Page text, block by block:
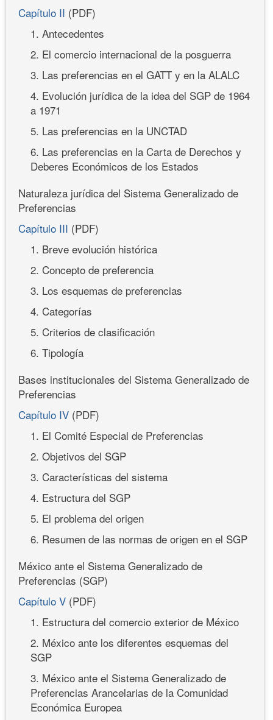
Capítulo II (PDF)
1. Antecedentes
2. El comercio internacional de la posguerra
3. Las preferencias en el GATT y en la ALALC
4. Evolución jurídica de la idea del SGP de 1964
a 1971
5. Las preferencias en la UNCTAD
6. Las preferencias en la Carta de Derechos y
Deberes Económicos de los Estados
Naturaleza jurídica del Sistema Generalizado de
Preferencias
Capítulo III (PDF)
1. Breve evolución histórica
2. Concepto de preferencia
3. Los esquemas de preferencias
4. Categorías
5. Criterios de clasificación
6. Tipología
Bases institucionales del Sistema Generalizado de
Preferencias
Capítulo IV (PDF)
1. El Comité Especial de Preferencias
2. Objetivos del SGP
3. Características del sistema
4. Estructura del SGP
5. El problema del origen
6. Resumen de las normas de origen en el SGP
México ante el Sistema Generalizado de
Preferencias (SGP)
Capítulo V (PDF)
1. Estructura del comercio exterior de México
2. México ante los diferentes esquemas del
SGP
3. México ante el Sistema Generalizado de
Preferencias Arancelarias de la Comunidad
Económica Europea